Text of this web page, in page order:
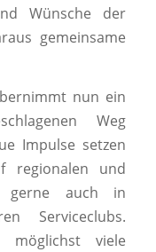
Wünsche der
gemeinsame
nun ein
Weg
Impulse setzen
regionalen und
gerne auch in
Serviceclubs.
viele